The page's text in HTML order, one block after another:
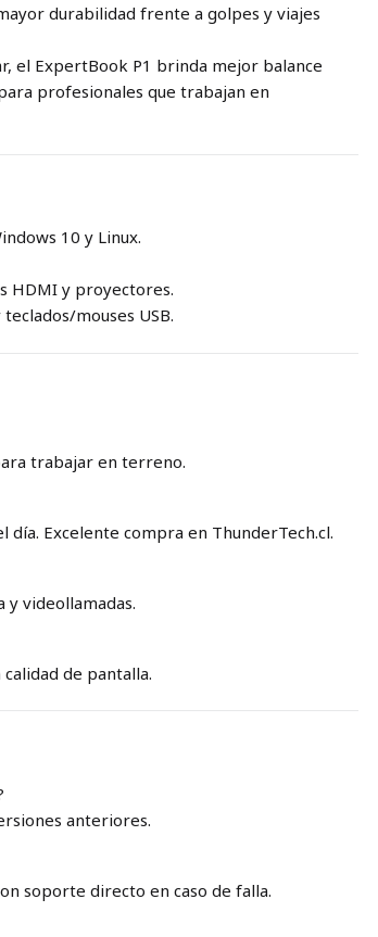
durabilidad frente a golpes y viajes
el ExpertBook P1 brinda mejor balance
profesionales que trabajan en
10 y Linux.
HDMI y proyectores.
mouses USB.
trabajar en terreno.
Excelente compra en ThunderTech.cl.
videollamadas.
de pantalla.
anteriores.
soporte directo en caso de falla.